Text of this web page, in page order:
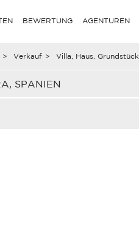
BEWERTUNG AGENTUREN
> Verkauf > Villa, Haus, Grundstück
SPANIEN